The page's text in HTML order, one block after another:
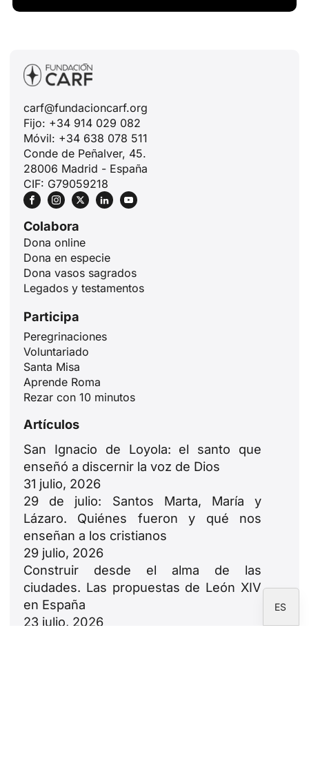
carf@fundacioncarf.org
Fijo: +34 914 029 082
Móvil: +34 638 078 511
Conde de Peñalver, 45.
28006 Madrid - España
CIF: G79059218
Colabora
Dona online
Dona en especie
Dona vasos sagrados
Legados y testamentos
Participa
Peregrinaciones
Voluntariado
Santa Misa
Aprende Roma
Rezar con 10 minutos
Artículos
San Ignacio de Loyola: el santo que
enseñó a discernir la voz de Dios
31 julio, 2026
29 de julio: Santos Marta, María y
Lázaro. Quiénes fueron y qué nos
enseñan a los cristianos
29 julio, 2026
Construir desde el alma de las
ciudades. Las propuestas de León XIV
en España
23 julio, 2026
ES